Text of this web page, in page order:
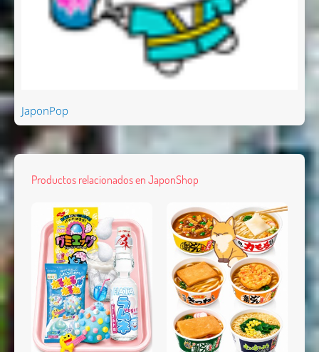
JaponPop
Productos relacionados en JaponShop